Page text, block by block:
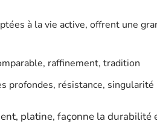
à la vie active, offrent une
raffinement, tradition
profondes, résistance, singularité
platine, façonne la durabilité